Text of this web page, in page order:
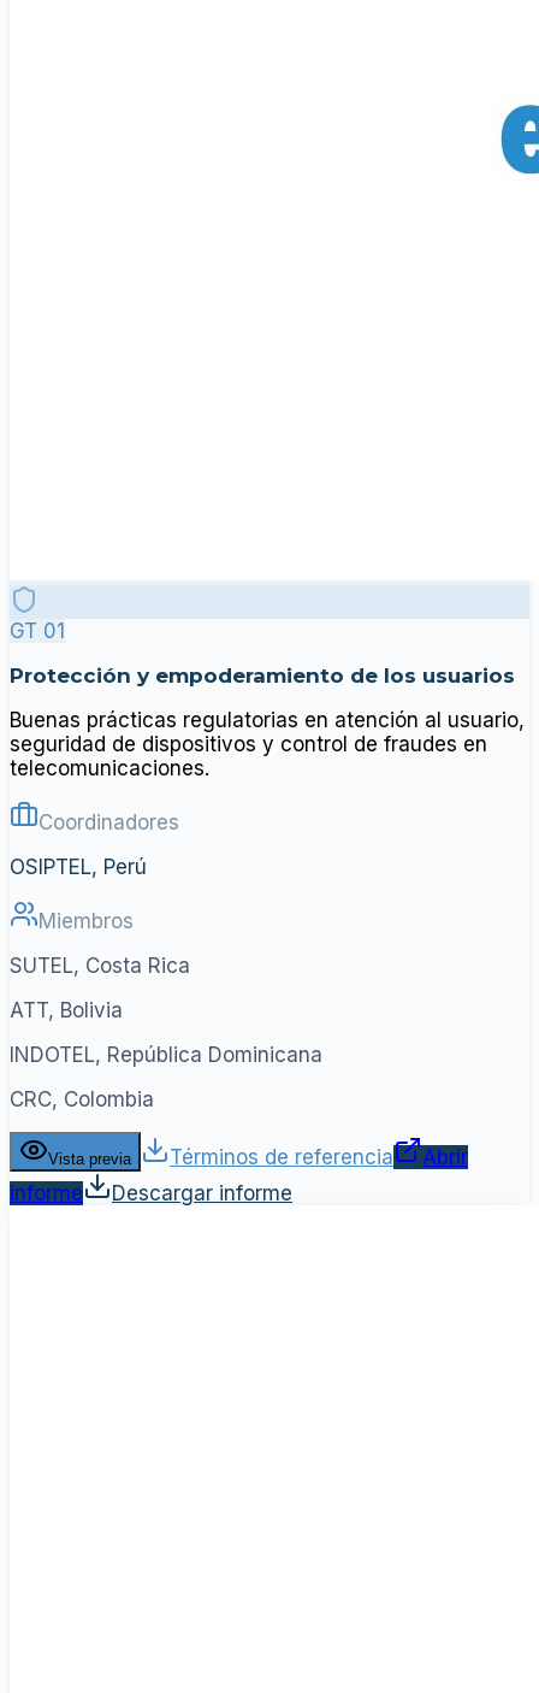
GT 01
Protección y empoderamiento de los usuarios
Buenas prácticas regulatorias en atención al usuario,
seguridad de dispositivos y control de fraudes en
telecomunicaciones.
Coordinadores
OSIPTEL, Perú
Miembros
SUTEL, Costa Rica
ATT, Bolivia
INDOTEL, República Dominicana
CRC, Colombia
Vista previa Términos de referencia
Abrir
informe
Descargar informe